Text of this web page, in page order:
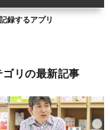
録するアプリ
ゴリの最新記事